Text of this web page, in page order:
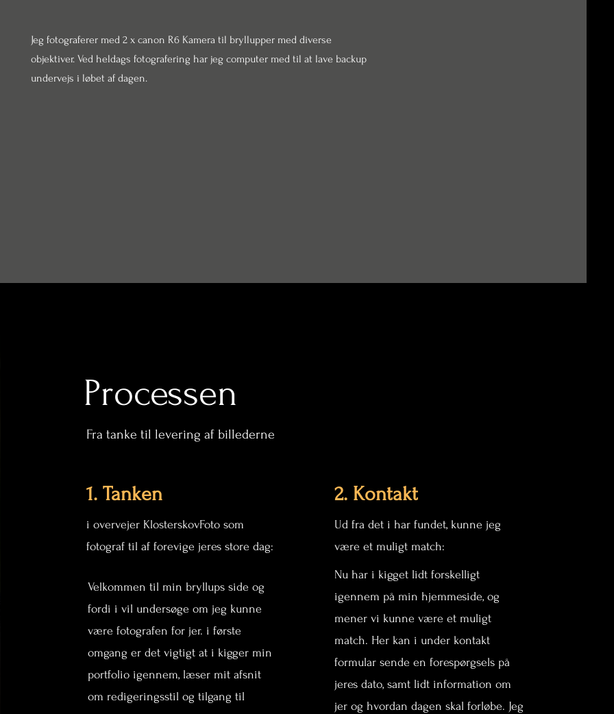
Jeg fotograferer med 2 x canon R6 Kamera til bryllupper med diverse
objektiver. Ved heldags fotografering har jeg computer med til at lave backup
undervejs i løbet af dagen.
Processen
Fra tanke til levering af billederne
1. Tanken
i overvejer KlosterskovFoto som
fotograf til af forevige jeres store dag:
Velkommen til min bryllups side og
fordi i vil undersøge om jeg kunne
være fotografen for jer. i første
omgang er det vigtigt at i kigger min
portfolio igennem, læser mit afsnit
om redigeringsstil og tilgang til
2. Kontakt
Ud fra det i har fundet, kunne jeg
være et muligt match:
Nu har i kigget lidt forskelligt
igennem på min hjemmeside, og
mener vi kunne være et muligt
match. Her kan i under kontakt
formular sende en forespørgsels på
jeres dato, samt lidt information om
jer og hvordan dagen skal forløbe. Jeg